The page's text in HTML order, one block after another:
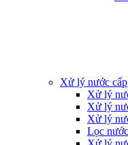
Xử lý nước cấp
Xử lý
Xử lý
Xử lý
Lọc